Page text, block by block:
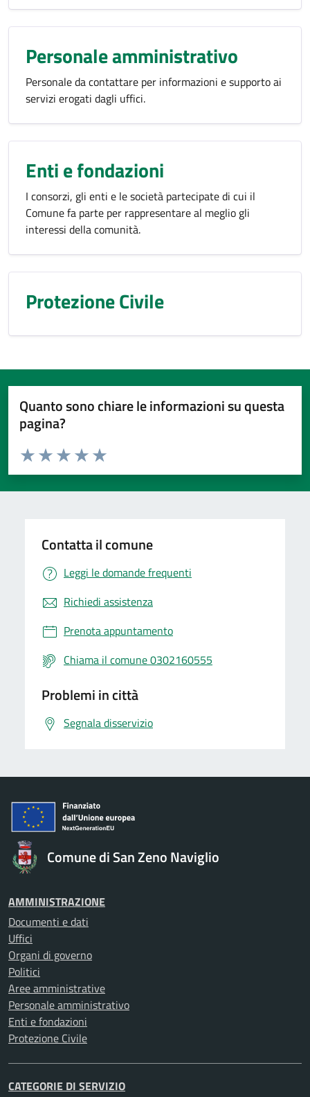
Personale amministrativo
Personale da contattare per informazioni e supporto ai
servizi erogati dagli uffici.
Enti e fondazioni
I consorzi, gli enti e le società partecipate di cui il
Comune fa parte per rappresentare al meglio gli
interessi della comunità.
Protezione Civile
Quanto sono chiare le informazioni su questa
pagina?
Valuta da 1 a 5 stelle la pagina
Valuta 5 stelle su 5
Valuta 4 stelle su 5
Valuta 3 stelle su 5
Valuta 2 stelle su 5
Valuta 1 stelle su 5
Contatta il comune
Leggi le domande frequenti
Richiedi assistenza
Prenota appuntamento
Chiama il comune 0302160555
Problemi in città
Segnala disservizio
Comune di San Zeno Naviglio
AMMINISTRAZIONE
Documenti e dati
Uffici
Organi di governo
Politici
Aree amministrative
Personale amministrativo
Enti e fondazioni
Protezione Civile
CATEGORIE DI SERVIZIO